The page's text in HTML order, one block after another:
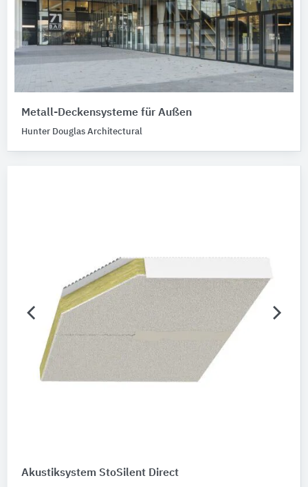
Metall-Deckensysteme für Außen
Hunter Douglas Architectural
Akustiksystem StoSilent Direct